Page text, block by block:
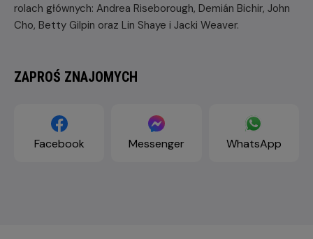
rolach głównych: Andrea Riseborough, Demián Bichir, John
Cho, Betty Gilpin oraz Lin Shaye i Jacki Weaver.
ZAPROŚ ZNAJOMYCH
Facebook Messenger WhatsApp